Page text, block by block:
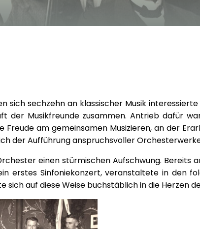
sich sechzehn an klassischer Musik
der Musikfreunde zusammen. Antrieb dafür
Freude am gemeinsamen Musizieren, an der
der Aufführung anspruchsvoller
einen stürmischen Aufschwung. Bereits
erstes Sinfoniekonzert, veranstaltete in den
sich auf diese Weise buchstäblich in die Herzen